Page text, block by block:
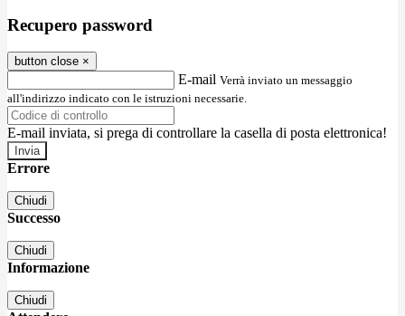
Recupero password
button close ×
E-mail Verrà inviato un messaggio
all'indirizzo indicato con le istruzioni necessarie.
E-mail inviata, si prega di controllare la casella di posta elettronica!
Errore
Chiudi
Successo
Chiudi
Informazione
Chiudi